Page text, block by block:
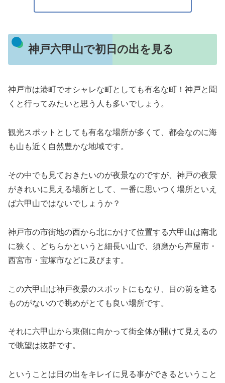
神戸六甲山で初日の出を見る
神戸市は港町でオシャレな町としても有名な町！神戸と聞
くと行ってみたいと思う人も多いでしょう。
観光スポットとしても有名な場所が多くて、都会なのに海
も山も近く自然豊かな地域です。
その中でも見ておきたいのが夜景なのですが、神戸の夜景
がきれいに見える場所として、一番に思いつく場所といえ
ば六甲山ではないでしょうか？
神戸市の市街地の西から北にかけて位置する六甲山は南北
に狭く、どちらかというと細長い山で、須磨から芦屋市・
西宮市・宝塚市などに及びます。
この六甲山は神戸夜景のスポットにもなり、目の前を遮る
ものがないので眺めがとても良い場所です。
それに六甲山から東側に向かって街全体が開けて見えるの
で眺望は抜群です。
ということは日の出をキレイに見る事ができるということ